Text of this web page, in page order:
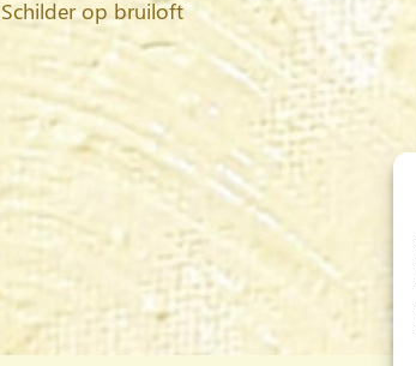
Schilder op bruiloft